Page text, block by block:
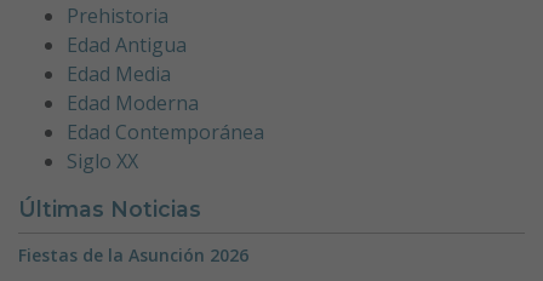
Prehistoria
Edad Antigua
Edad Media
Edad Moderna
Edad Contemporánea
Siglo XX
Últimas Noticias
Fiestas de la Asunción 2026